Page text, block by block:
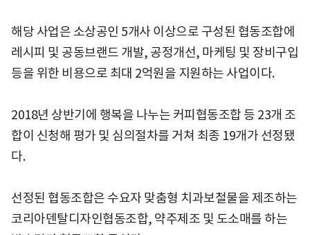
해당 사업은 소상공인 5개사 이상으로 구성된 협동조합에
레시피 및 공동브랜드 개발, 공정개선, 마케팅 및 장비구입
등을 위한 비용으로 최대 2억원을 지원하는 사업이다.
2018년 상반기에 행복을 나누는 커피협동조합 등 23개 조
합이 신청해 평가 및 심의절차를 거쳐 최종 19개가 선정됐
다.
선정된 협동조합은 수요자 맞춤형 치과보철물을 제조하는
코리아덴탈디자인협동조합, 약주제조 및 도소매를 하는